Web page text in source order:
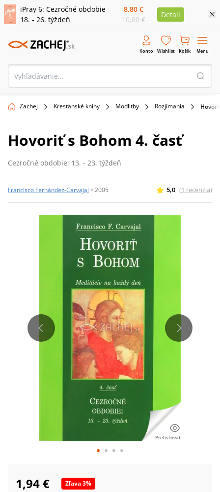
iPray 6: Cezročné obdobie
18. - 26. týždeň
8,80 €
10,00 €
Detail
Konto Wishlist Košík Menu
Zachej Kresťanské knihy Modlitby Rozjímania
Hovoriť s Bohom 4. časť
Cezročné obdobie: 13. - 23. týždeň
Francisco Fernández-Carvajal • 2005 5,0 (1 recenzia)
Prelistovať
1,94 € Zľava3%